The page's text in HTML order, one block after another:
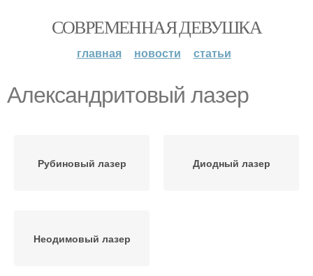
СОВРЕМЕННАЯ ДЕВУШКА
главная новости статьи
Александритовый лазер
Рубиновый лазер Диодный лазер
Неодимовый лазер